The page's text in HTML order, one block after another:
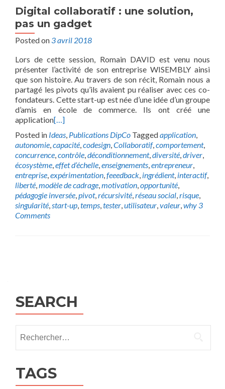
Digital collaboratif : une solution,
pas un gadget
Posted on 3 avril 2018
Lors de cette session, Romain DAVID est venu nous
présenter l’activité de son entreprise WISEMBLY ainsi
que son histoire. Au travers de son récit, Romain nous a
partagé les pivots qu’ils avaient pu réaliser avec ces co-
fondateurs. Cette start-up est née d’une idée d’un groupe
d’amis en école de commerce. Ils ont créé une
application[…]
Posted in Ideas, Publications DipCo Taggedapplication,
autonomie,capacité,codesign,Collaboratif,comportement,
concurrence,contrôle,déconditionnement,diversité,driver,
écosystème,effet d’échelle,enseignements,entrepreneur,
entreprise,expérimentation,feeedback, ingrédient, interactif,
liberté,modèle de cadrage,motivation,opportunité,
pédagogie inversée,pivot,récursivité,réseau social,risque,
singularité,start-up,temps,tester,utilisateur,valeur,why 3
Comments
SEARCH
TAGS